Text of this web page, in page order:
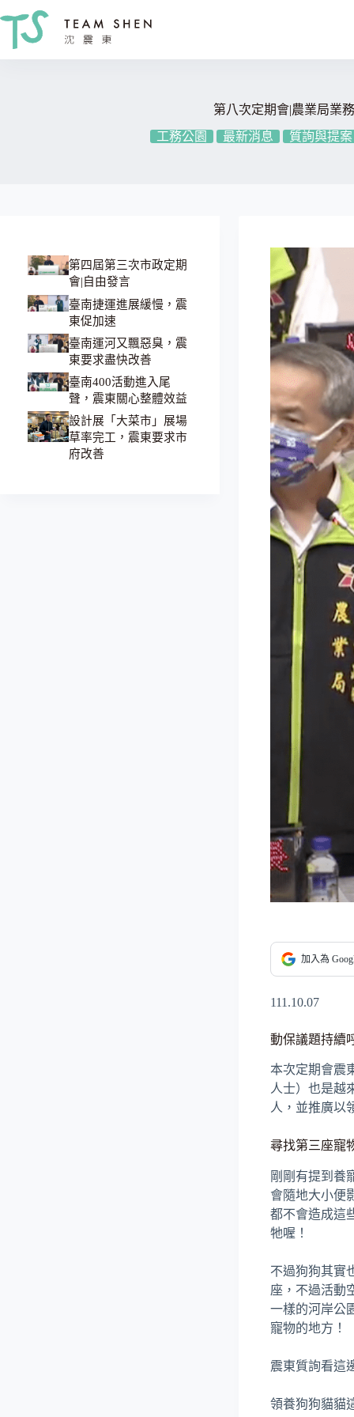
第八次定期會|農業局業
工務公園
最新消息 質詢與提案
加入為
111.10.07
動保議題持續
本次定期會震
人士）也是越
人，並推廣以
尋找第三座寵
剛剛有提到養
會隨地大小便
都不會造成這
牠喔！
不過狗狗其實
座，不過活動
一樣的河岸公
寵物的地方！
震東質詢看這
領養狗狗貓貓
第四屆第三次市政定期
會|自由發言
臺南捷運進展緩慢，震
東促加速
臺南運河又飄惡臭，震
東要求盡快改善
臺南400活動進入尾
聲，震東關心整體效益
設計展「大菜市」展場
草率完工，震東要求市
府改善